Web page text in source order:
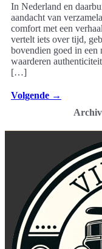
In Nederland en
aandacht van
comfort met een
vertelt iets over tijd,
bovendien goed in een
waarderen
[…]
Volgende →